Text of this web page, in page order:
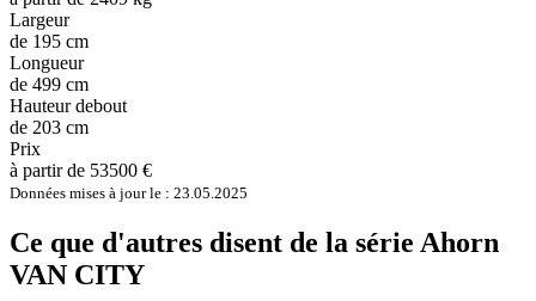
Largeur
de 195 cm
Longueur
de 499 cm
Hauteur debout
de 203 cm
Prix
à partir de 53500 €
Données mises à jour le : 23.05.2025
Ce que d'autres disent de la série Ahorn
VAN CITY